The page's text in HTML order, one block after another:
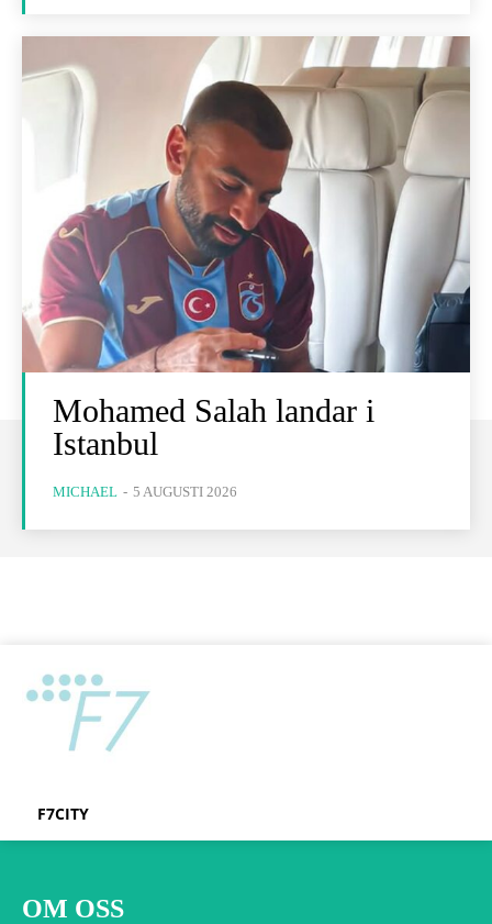
Mohamed Salah landar i
Istanbul
MICHAEL - 5 AUGUSTI 2026
F7CITY
OM OSS